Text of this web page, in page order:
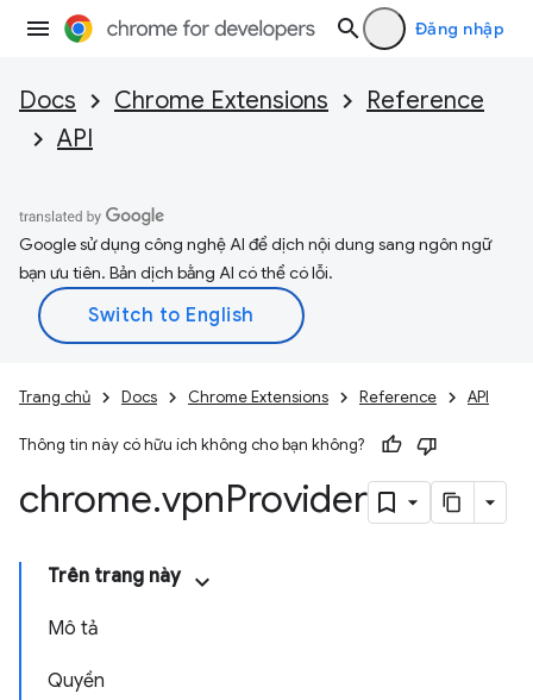
Đăng nhập
Docs Chrome Extensions
Reference
API
Google sử dụng công nghệ AI để dịch nội dung sang ngôn ngữ
bạn ưu tiên. Bản dịch bằng AI có thể có lỗi.
Trang chủ Docs Chrome Extensions Reference API
Thông tin này có hữu ích không cho bạn không?
chrome.vpnProvider
Trên trang này
Mô tả
Quyền